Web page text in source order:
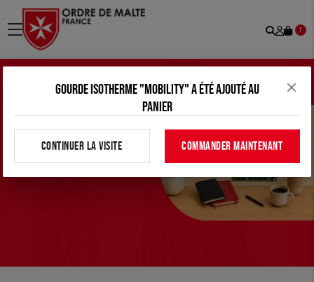
menu
Mon
1
Gourde isotherme "Mobility" a été ajouté au
panier
CONTINUER LA VISITE COMMANDER MAINTENANT